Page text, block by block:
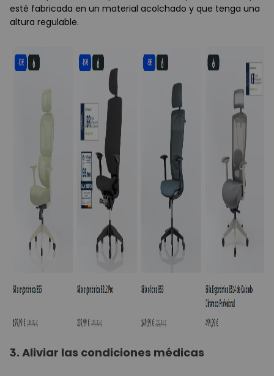
esté fabricada en un material acolchado y que tenga una
altura regulable.
3. Aliviar las condiciones médicas